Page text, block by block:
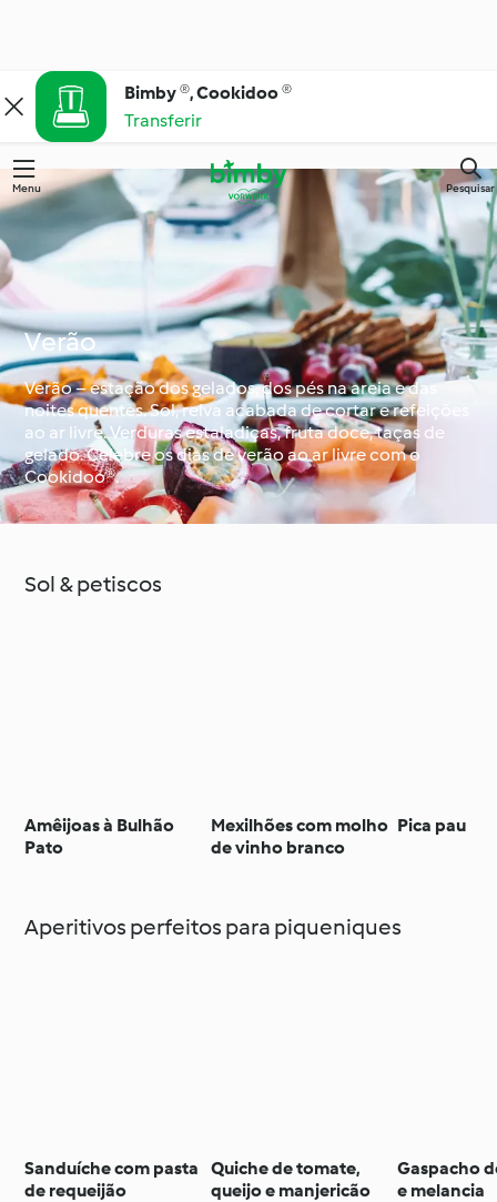
Bimby ®, Cookidoo ®
Transferir
Menu Pesquisar
Verão
Verão – estação dos gelados, dos pés na areia e das
noites quentes. Sol, relva acabada de cortar e refeições
ao ar livre. Verduras estaladiças, fruta doce, taças de
gelado. Celebre os dias de verão ao ar livre com o
Cookidoo®.
Sol & petiscos
Amêijoas à Bulhão
Pato
Mexilhões com molho
de vinho branco
Pica pau
Aperitivos perfeitos para piqueniques
Sanduíche com pasta
de requeijão
Quiche de tomate,
queijo e manjericão
Gaspacho
e melancia